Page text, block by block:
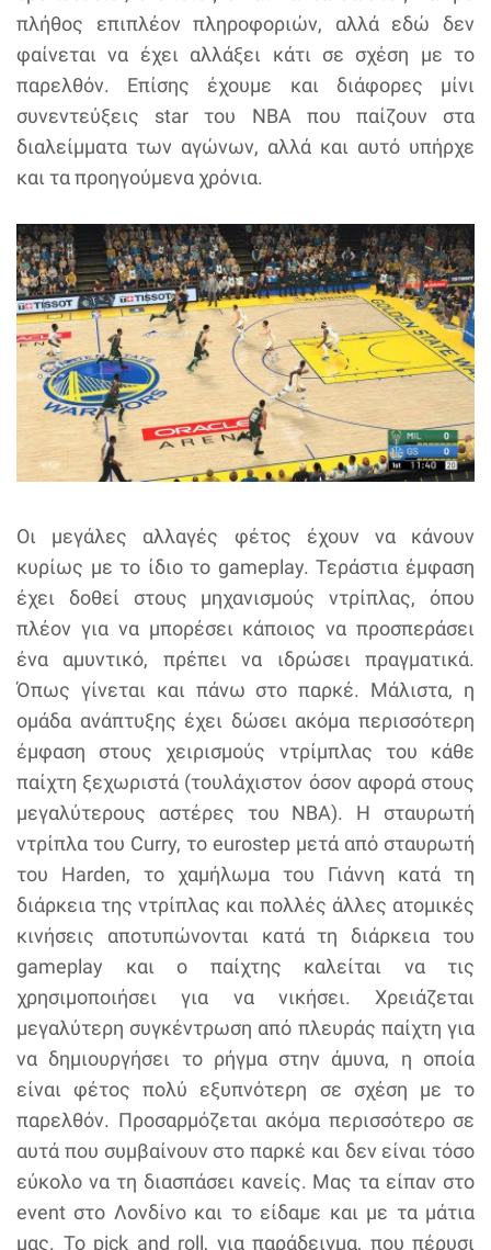
πλήθος επιπλέον πληροφοριών, αλλά εδώ δεν
φαίνεται να έχει αλλάξει κάτι σε σχέση με το
παρελθόν. Επίσης έχουμε και διάφορες μίνι
συνεντεύξεις star του NBA που παίζουν στα
διαλείμματα των αγώνων, αλλά και αυτό υπήρχε
και τα προηγούμενα χρόνια.
Οι μεγάλες αλλαγές φέτος έχουν να κάνουν
κυρίως με το ίδιο το gameplay. Τεράστια έμφαση
έχει δοθεί στους μηχανισμούς ντρίπλας, όπου
πλέον για να μπορέσει κάποιος να προσπεράσει
ένα αμυντικό, πρέπει να ιδρώσει πραγματικά.
Όπως γίνεται και πάνω στο παρκέ. Μάλιστα, η
ομάδα ανάπτυξης έχει δώσει ακόμα περισσότερη
έμφαση στους χειρισμούς ντρίμπλας του κάθε
παίχτη ξεχωριστά (τουλάχιστον όσον αφορά στους
μεγαλύτερους αστέρες του NBA). Η σταυρωτή
ντρίπλα του Curry, το eurostep μετά από σταυρωτή
του Harden, το χαμήλωμα του Γιάννη κατά τη
διάρκεια της ντρίπλας και πολλές άλλες ατομικές
κινήσεις αποτυπώνονται κατά τη διάρκεια του
gameplay και ο παίχτης καλείται να τις
χρησιμοποιήσει για να νικήσει. Χρειάζεται
μεγαλύτερη συγκέντρωση από πλευράς παίχτη για
να δημιουργήσει το ρήγμα στην άμυνα, η οποία
είναι φέτος πολύ εξυπνότερη σε σχέση με το
παρελθόν. Προσαρμόζεται ακόμα περισσότερο σε
αυτά που συμβαίνουν στο παρκέ και δεν είναι τόσο
εύκολο να τη διασπάσει κανείς. Μας τα είπαν στο
event στο Λονδίνο και το είδαμε και με τα μάτια
μας. Το pick and roll, για παράδειγμα, που πέρυσι